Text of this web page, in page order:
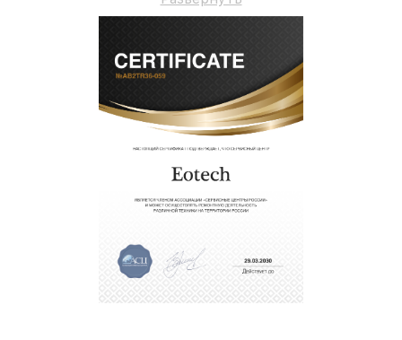
компетентное обслуживание и официальную
гарантию до 3 лет.